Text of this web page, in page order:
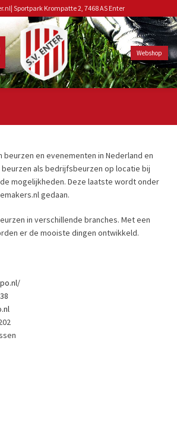
| Sportpark Krompatte 2, 7468 AS Enter
Webshop
beurzen en evenementen in Nederland en
als bedrijfsbeurzen op locatie bij
mogelijkheden. Deze laatste wordt onder
gedaan.
in verschillende branches. Met een
er de mooiste dingen ontwikkeld.